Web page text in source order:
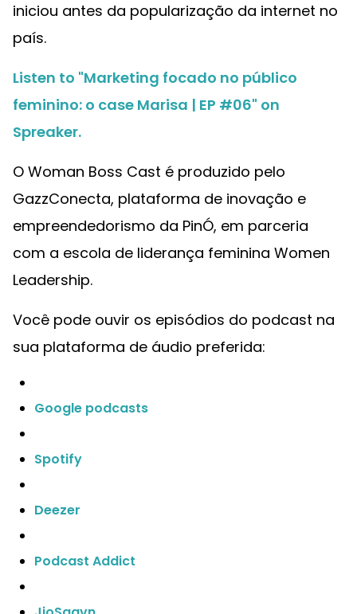
iniciou antes da popularização da internet no
país.
Listen to "Marketing focado no público
feminino: o case Marisa | EP #06" on
Spreaker.
O Woman Boss Cast é produzido pelo
GazzConecta, plataforma de inovação e
empreendedorismo da PinÓ, em parceria
com a escola de liderança feminina Women
Leadership.
Você pode ouvir os episódios do podcast na
sua plataforma de áudio preferida:
Google podcasts
Spotify
Deezer
Podcast Addict